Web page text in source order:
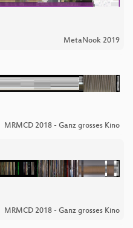
MetaNook 2019
MRMCD 2018 - Ganz grosses Kino
MRMCD 2018 - Ganz grosses Kino